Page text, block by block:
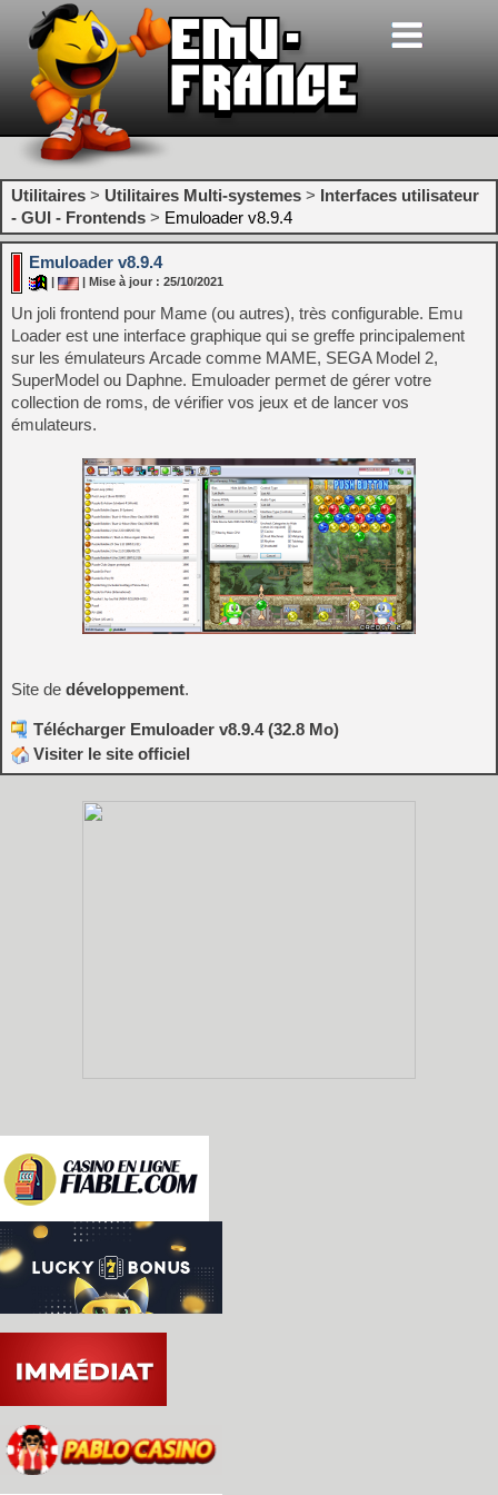
Utilitaires > Utilitaires Multi-systemes > Interfaces utilisateur
- GUI - Frontends > Emuloader v8.9.4
Emuloader v8.9.4
| Mise à jour : 25/10/2021
Un joli frontend pour Mame (ou autres), très configurable. Emu
Loader est une interface graphique qui se greffe principalement
sur les émulateurs Arcade comme MAME, SEGA Model 2,
SuperModel ou Daphne. Emuloader permet de gérer votre
collection de roms, de vérifier vos jeux et de lancer vos
émulateurs.
Site de développement.
Télécharger Emuloader v8.9.4 (32.8 Mo)
Visiter le site officiel